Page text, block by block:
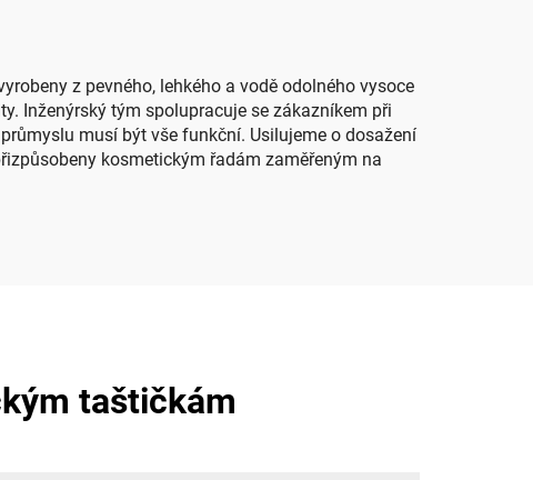
z pevného, lehkého a vodě odolného vysoce
Inženýrský tým spolupracuje se zákazníkem při
musí být vše funkční. Usilujeme o dosažení
kosmetickým řadám zaměřeným na
taštičkám